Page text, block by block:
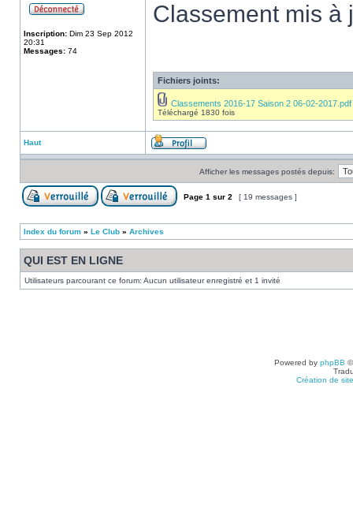
Inscription: Dim 23 Sep 2012
20:31
Messages: 74
Classement mis à
Fichiers joints:
Classements 2016-17 Saison 2 06-02-2017.pdf
Téléchargé 1830 fois
Haut
Afficher les messages postés depuis:
Page 1 sur 2 [ 19 messages ]
Index du forum » Le Club » Archives
QUI EST EN LIGNE
Utilisateurs parcourant ce forum: Aucun utilisateur enregistré et 1 invité
Powered by phpBB
Création de